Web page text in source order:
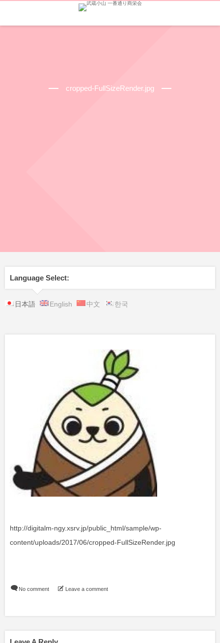
cropped-FullSizeRender.jpg
Language Select:
日本語 English 中文 한국
http://digitalm-ngy.xsrv.jp/public_html/sample/wp-
content/uploads/2017/06/cropped-FullSizeRender.jpg
No comment Leave a comment